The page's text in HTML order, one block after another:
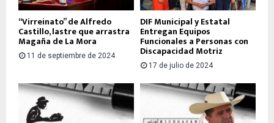
“Virreinato” de Alfredo
Castillo, lastre que arrastra
Magaña de La Mora
11 de septiembre de 2024
DIF Municipal y Estatal
Entregan Equipos
Funcionales a Personas con
Discapacidad Motriz
17 de julio de 2024